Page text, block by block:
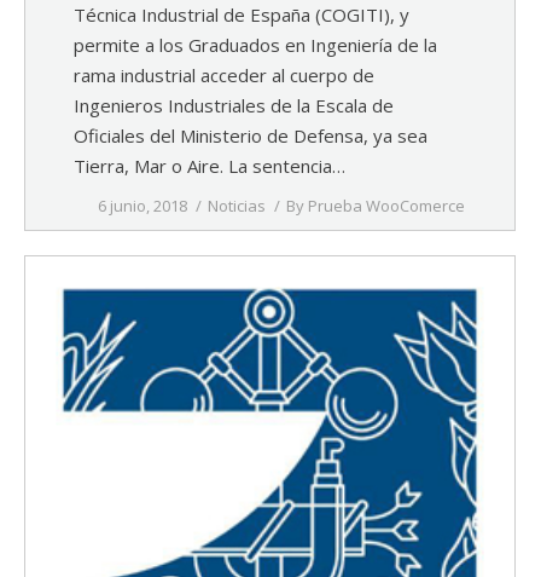
Técnica Industrial de España (COGITI), y
permite a los Graduados en Ingeniería de la
rama industrial acceder al cuerpo de
Ingenieros Industriales de la Escala de
Oficiales del Ministerio de Defensa, ya sea
Tierra, Mar o Aire. La sentencia…
6 junio, 2018 Noticias By Prueba WooComerce